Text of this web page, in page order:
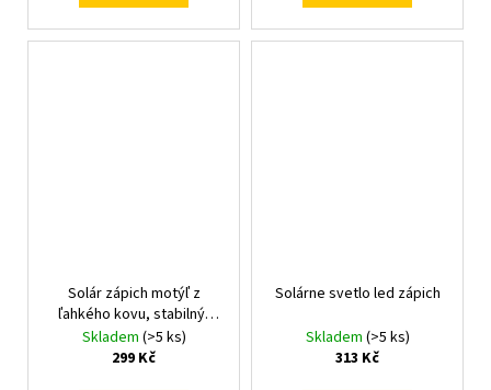
Solár zápich motýľ z
ľahkého kovu, stabilný,
ass4 V80,5/15,5/4,5cm
Skladem (>5 ks)
299 Kč
Solárne svetlo led zápich
Skladem (>5 ks)
313 Kč